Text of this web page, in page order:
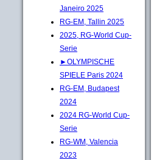
Janeiro 2025
RG-EM, Tallin 2025
2025, RG-World Cup-
Serie
►OLYMPISCHE
SPIELE Paris 2024
RG-EM, Budapest
2024
2024 RG-World Cup-
Serie
RG-WM, Valencia
2023